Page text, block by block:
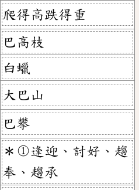
爬得高跌得重
巴高枝
白蠟
大巴山
巴攀
＊①逢迎、討好、趨
奉、趨承